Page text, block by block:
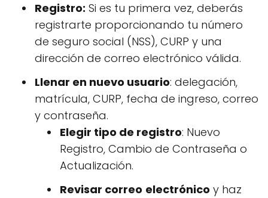
Registro: Si es tu primera vez, deberás
registrarte proporcionando tu número
de seguro social (NSS), CURP y una
dirección de correo electrónico válida.
Llenar en nuevo usuario: delegación,
matrícula, CURP, fecha de ingreso, correo
y contraseña.
Elegir tipo de registro: Nuevo
Registro, Cambio de Contraseña o
Actualización.
Revisar correo electrónico y haz